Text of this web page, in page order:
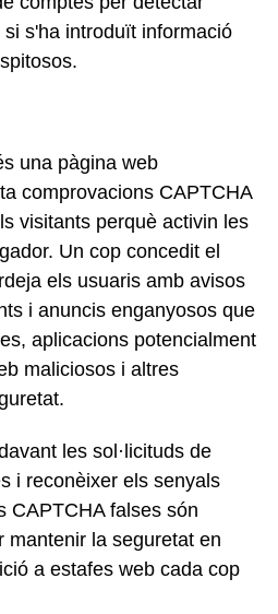
s'ha introduït informació
una pàgina web
comprovacions CAPTCHA
visitants perquè activin les
Un cop concedit el
els usuaris amb avisos
i anuncis enganyosos que
aplicacions potencialment
maliciosos i altres
les sol·licituds de
i reconèixer els senyals
CAPTCHA falses són
mantenir la seguretat en
a estafes web cada cop